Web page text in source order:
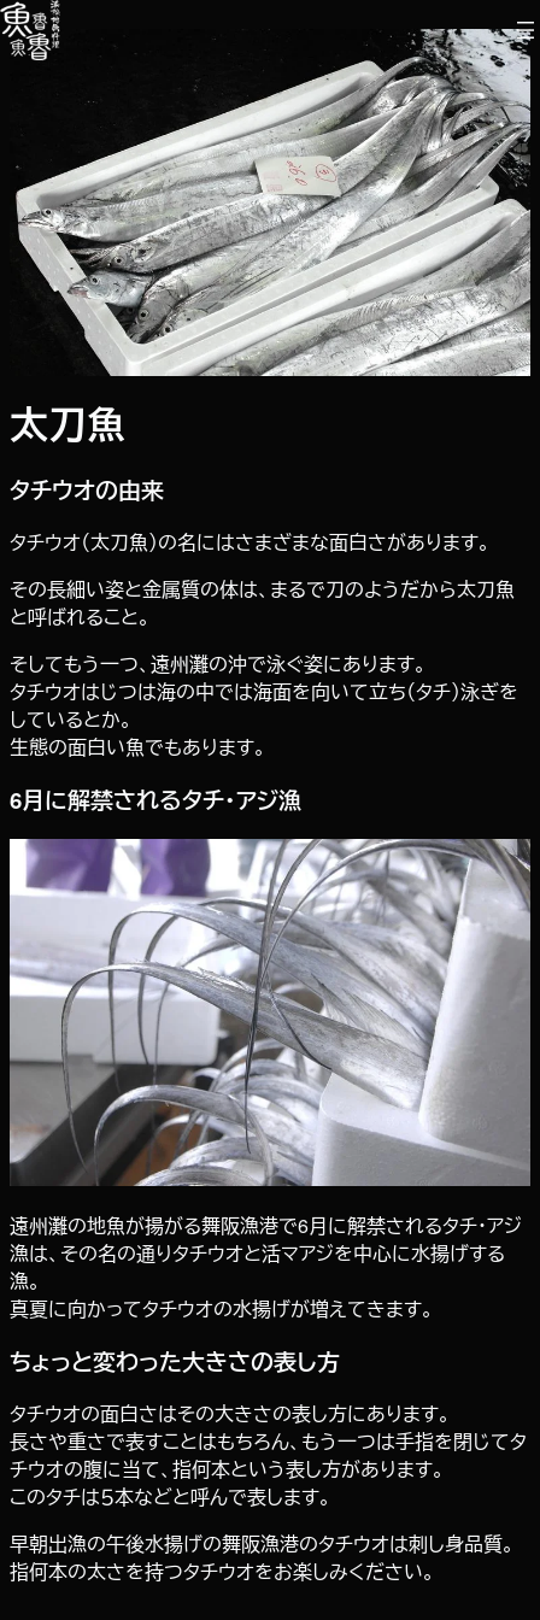
内
容
ッ
プ
太刀魚
タチウオの由来
タチウオ（太刀魚）の名にはさまざまな面白さがあります。
その長細い姿と金属質の体は、まるで刀のようだから太刀魚
と呼ばれること。
そしてもう一つ、遠州灘の沖で泳ぐ姿にあります。
タチウオはじつは海の中では海面を向いて立ち（タチ）泳ぎを
しているとか。
生態の面白い魚でもあります。
6月に解禁されるタチ・アジ漁
遠州灘の地魚が揚がる舞阪漁港で6月に解禁されるタチ・アジ
漁は、その名の通りタチウオと活マアジを中心に水揚げする
漁。
真夏に向かってタチウオの水揚げが増えてきます。
ちょっと変わった大きさの表し方
タチウオの面白さはその大きさの表し方にあります。
長さや重さで表すことはもちろん、もう一つは手指を閉じてタ
チウオの腹に当て、指何本という表し方があります。
このタチは５本などと呼んで表します。
早朝出漁の午後水揚げの舞阪漁港のタチウオは刺し身品質。
指何本の太さを持つタチウオをお楽しみください。